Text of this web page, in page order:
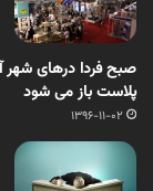
صبح فردا درهای شهر
پلاست باز می شود
1396-11-02